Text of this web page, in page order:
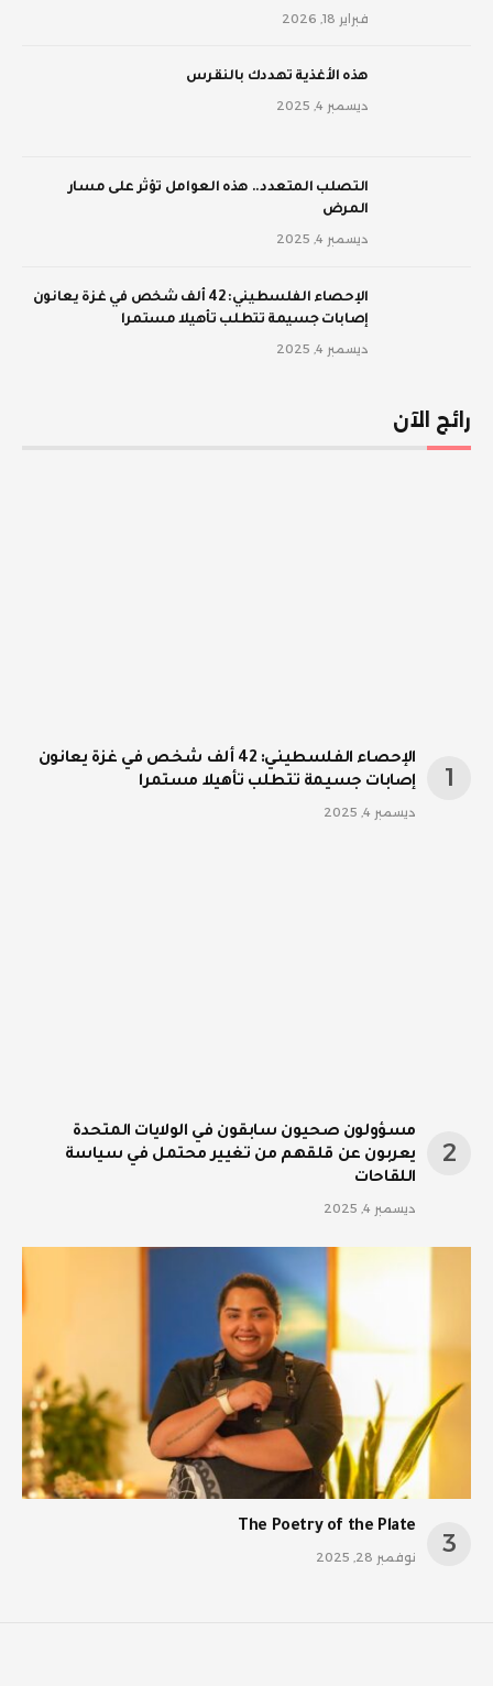
فبراير 18, 2026
‫هذه الأغذية تهددك بالنقرس
ديسمبر 4, 2025
‫التصلب المتعدد.. هذه العوامل تؤثر على مسار
المرض
ديسمبر 4, 2025
الإحصاء الفلسطيني: 42 ألف شخص في غزة يعانون
إصابات جسيمة تتطلب تأهيلا مستمرا
ديسمبر 4, 2025
رائج الآن
الإحصاء الفلسطيني: 42 ألف شخص في غزة يعانون
إصابات جسيمة تتطلب تأهيلا مستمرا
ديسمبر 4, 2025
مسؤولون صحيون سابقون في الولايات المتحدة
يعربون عن قلقهم من تغيير محتمل في سياسة
اللقاحات
ديسمبر 4, 2025
The Poetry of the Plate
نوفمبر 28, 2025